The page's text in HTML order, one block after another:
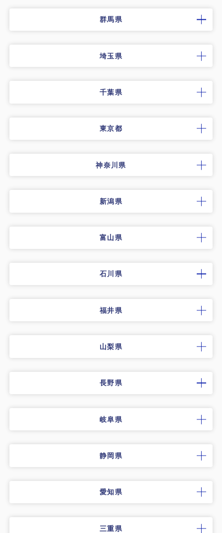
群馬県
埼玉県
千葉県
東京都
神奈川県
新潟県
富山県
石川県
福井県
山梨県
長野県
岐阜県
静岡県
愛知県
三重県